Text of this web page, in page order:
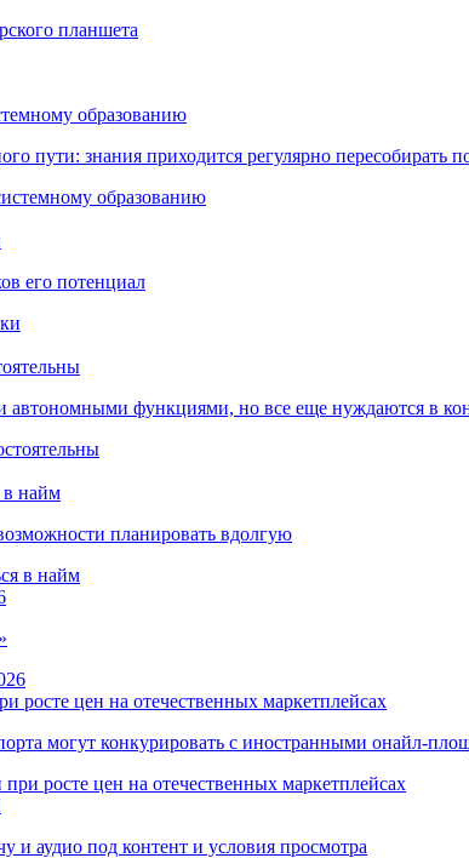
планшета
образованию
пути: знания приходится регулярно пересобирать
его потенциал
функциями, но все еще нуждаются в
в найм
планировать вдолгую
цен на отечественных маркетплейсах
могут конкурировать с иностранными онайл-
и аудио под контент и условия просмотра